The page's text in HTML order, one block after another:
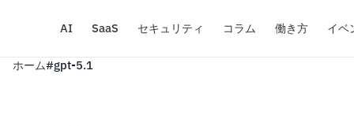
AI SaaS セキュリティ コラム 働き方 イベ
ホーム#gpt-5.1